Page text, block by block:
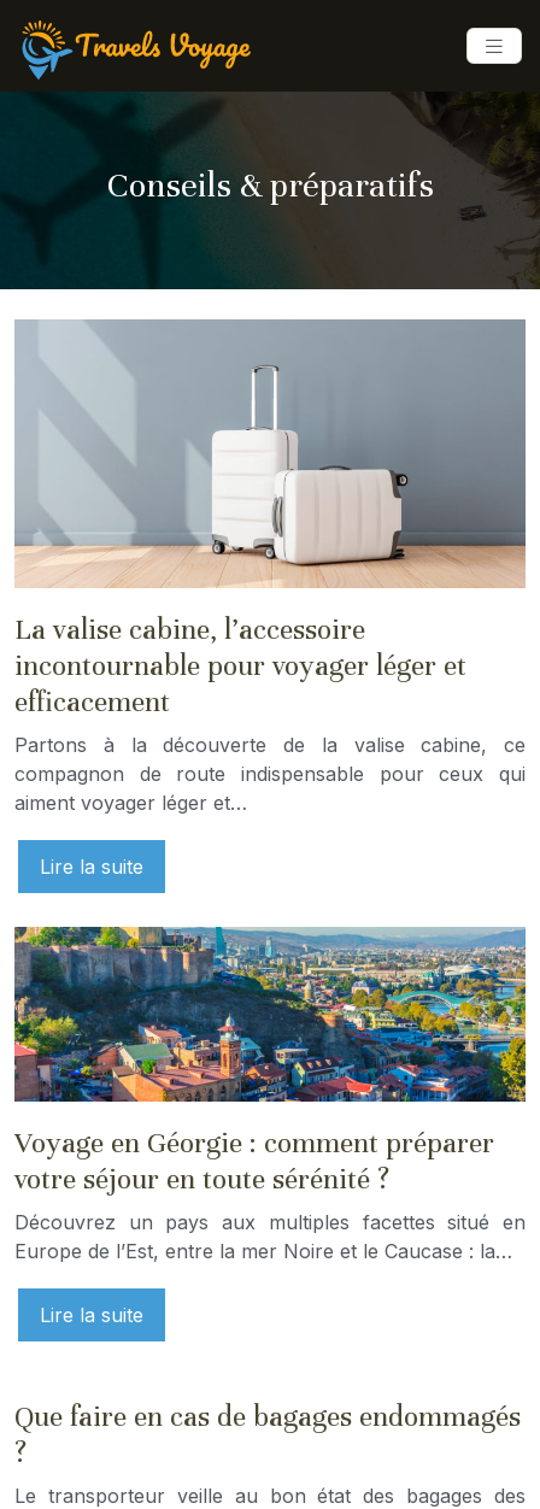
Conseils & préparatifs
La valise cabine, l’accessoire
incontournable pour voyager léger et
efficacement
Partons à la découverte de la valise cabine, ce
compagnon de route indispensable pour ceux qui
aiment voyager léger et…
Lire la suite
Voyage en Géorgie : comment préparer
votre séjour en toute sérénité ?
Découvrez un pays aux multiples facettes situé en
Europe de l’Est, entre la mer Noire et le Caucase : la…
Lire la suite
Que faire en cas de bagages endommagés
?
Le transporteur veille au bon état des bagages des